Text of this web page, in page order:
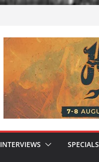
INTERVIEWS SPECIALS